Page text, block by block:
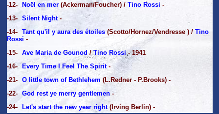
-12-
Noël en mer(Ackerman/Foucher) / Tino Rossi -
-13-
Silent Night-
-14-
Tant qu'il y aura des étoiles(Scotto/Hornez/Vendresse ) / Tino
Rossi -
-15-
Ave Maria de Gounod /Tino Rossi- 1941
-16-
Every Time I Feel The Spirit-
-21-
O little town of Bethlehem (L.Redner - P.Brooks) -
-22-
God rest ye merry gentlemen-
-24-
Let's start the new year right(Irving Berlin) -